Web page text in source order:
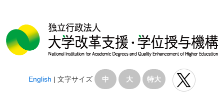
English | 文字サイズ 中 大 特大